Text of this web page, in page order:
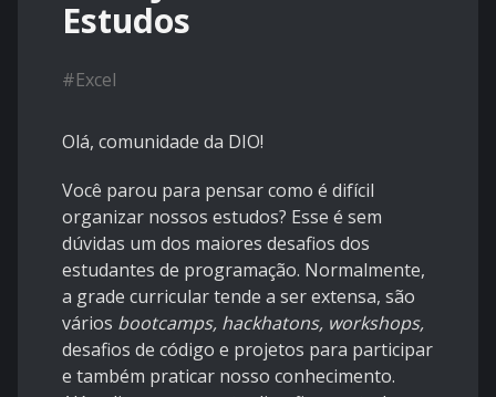
Estudos
#Excel
Olá, comunidade da DIO!
Você parou para pensar como é difícil
organizar nossos estudos? Esse é sem
dúvidas um dos maiores desafios dos
estudantes de programação. Normalmente,
a grade curricular tende a ser extensa, são
vários bootcamps, hackhatons, workshops,
desafios de código e projetos para participar
e também praticar nosso conhecimento.